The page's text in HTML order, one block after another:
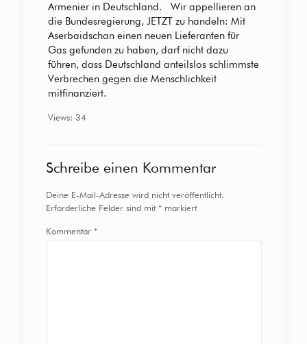
Armenier in Deutschland. Wir appellieren an
die Bundesregierung, JETZT zu handeln: Mit
Aserbaidschan einen neuen Lieferanten für
Gas gefunden zu haben, darf nicht dazu
führen, dass Deutschland anteilslos schlimmste
Verbrechen gegen die Menschlichkeit
mitfinanziert.
Views: 34
Schreibe einen Kommentar
Deine E-Mail-Adresse wird nicht veröffentlicht.
Erforderliche Felder sind mit *markiert
Kommentar *